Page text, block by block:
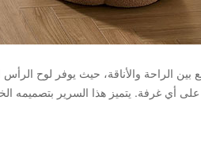
الراحة والأناقة، حيث يوفر لوح الرأس
أي غرفة. يتميز هذا السرير بتصميمه